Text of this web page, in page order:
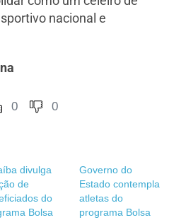
nacional e
0 0
divulga
de
do
Bolsa
Governo do
Estado contempla
atletas do
programa Bolsa